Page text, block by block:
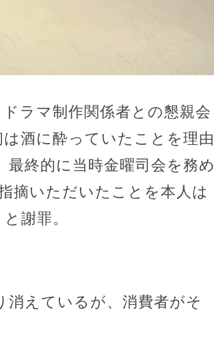
ラマ制作関係者との懇親会
酒に酔っていたことを理由
終的に当時金曜司会を務め
摘いただいたことを本人は
謝罪。
消えているが、消費者がそ